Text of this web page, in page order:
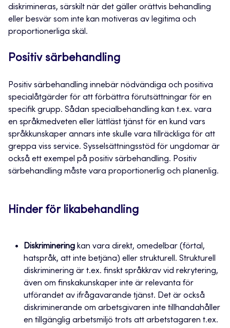
diskrimineras, särskilt när det gäller orättvis behandling
eller besvär som inte kan motiveras av legitima och
proportionerliga skäl.
Positiv särbehandling
Positiv särbehandling innebär nödvändiga och positiva
specialåtgärder för att förbättra förutsättningar för en
specifik grupp. Sådan specialbehandling kan t.ex. vara
en språkmedveten eller lättläst tjänst för en kund vars
språkkunskaper annars inte skulle vara tillräckliga för att
greppa viss service. Sysselsättningsstöd för ungdomar är
också ett exempel på positiv särbehandling. Positiv
särbehandling måste vara proportionerlig och planenlig.
Hinder för likabehandling
Diskriminering kan vara direkt, omedelbar (förtal,
hatspråk, att inte betjäna) eller strukturell. Strukturell
diskriminering är t.ex. finskt språkkrav vid rekrytering,
även om finskakunskaper inte är relevanta för
utförandet av ifrågavarande tjänst. Det är också
diskriminerande om arbetsgivaren inte tillhandahåller
en tillgänglig arbetsmiljö trots att arbetstagaren t.ex.